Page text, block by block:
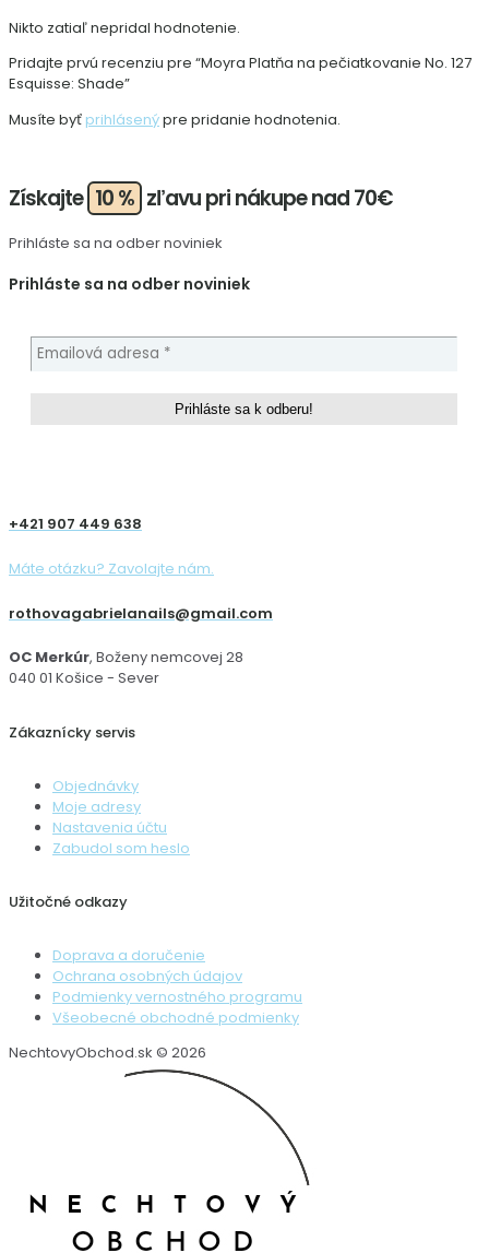
Nikto zatiaľ nepridal hodnotenie.
Pridajte prvú recenziu pre “Moyra Platňa na pečiatkovanie No. 127
Esquisse: Shade”
Musíte byť prihlásenýpre pridanie hodnotenia.
Získajte 10 % zľavu pri nákupe nad 70€
Prihláste sa na odber noviniek
Prihláste sa na odber noviniek
+421 907 449 638
Máte otázku? Zavolajte nám.
rothovagabrielanails@gmail.com
OC Merkúr, Boženy nemcovej 28
040 01 Košice - Sever
Zákaznícky servis
Objednávky
Moje adresy
Nastavenia účtu
Zabudol som heslo
Užitočné odkazy
Doprava a doručenie
Ochrana osobných údajov
Podmienky vernostného programu
Všeobecné obchodné podmienky
NechtovyObchod.sk © 2026